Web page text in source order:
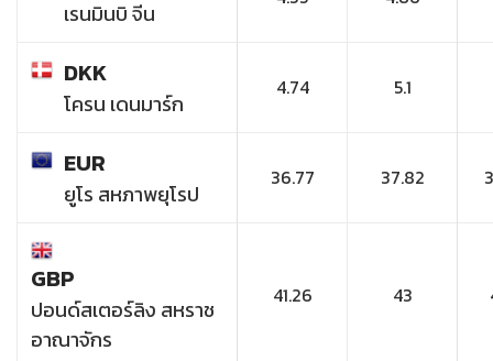
เรนมินบิ จีน
DKK
โครน เดนมาร์ก
4.74 5.1
EUR
ยูโร สหภาพยุโรป
36.77 37.82
GBP
ปอนด์สเตอร์ลิง สหราช
อาณาจักร
41.26 43